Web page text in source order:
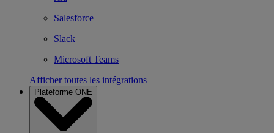
Salesforce
Slack
Microsoft Teams
Afficher toutes les intégrations
Plateforme ONE